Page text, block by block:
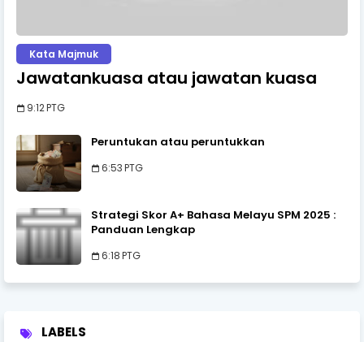
Kata Majmuk
Jawatankuasa atau jawatan kuasa
9:12 PTG
Peruntukan atau peruntukkan
6:53 PTG
Strategi Skor A+ Bahasa Melayu SPM 2025 :
Panduan Lengkap
6:18 PTG
LABELS